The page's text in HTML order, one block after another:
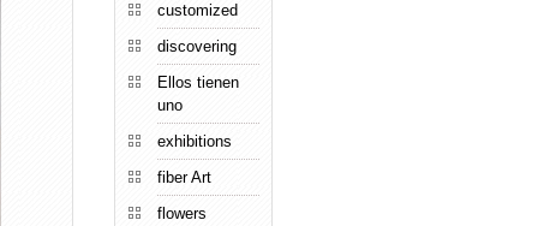
customized
discovering
Ellos tienen
uno
exhibitions
fiber Art
flowers